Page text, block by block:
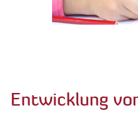
Entwicklung